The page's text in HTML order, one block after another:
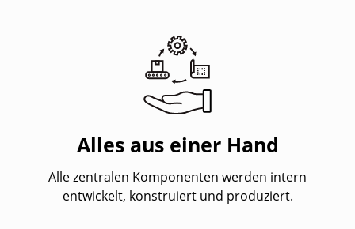
Alles aus einer Hand
Alle zentralen Komponenten werden intern
entwickelt, konstruiert und produziert.